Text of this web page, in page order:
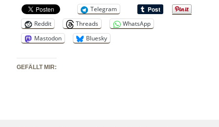
Telegram
Reddit
Threads
WhatsApp
Mastodon
Bluesky
GEFÄLLT MIR: